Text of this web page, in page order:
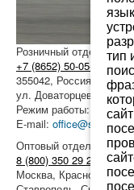
Розничный отдел
+7 (8652) 50-05-20
355042, Россия,
ул. Доваторцев, 47/Б
Режим работы: пн-сб с
E-mail:
Оптовый отдел продаж
8 (800) 350 29 20
Москва, Краснодар,
тип